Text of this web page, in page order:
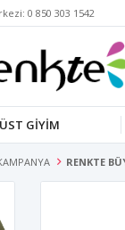
0 850 303 1542
ÜST GİYİM
RENKTE